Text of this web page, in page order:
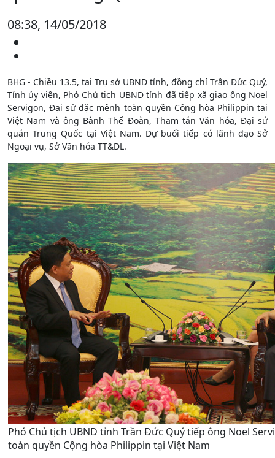
08:38, 14/05/2018
BHG - Chiều 13.5, tại Trụ sở UBND tỉnh, đồng chí Trần Đức Quý,
Tỉnh ủy viên, Phó Chủ tịch UBND tỉnh đã tiếp xã giao ông Noel
Servigon, Đại sứ đặc mệnh toàn quyền Cộng hòa Philippin tại
Việt Nam và ông Bành Thế Đoàn, Tham tán Văn hóa, Đại sứ
quán Trung Quốc tại Việt Nam. Dự buổi tiếp có lãnh đạo Sở
Ngoại vụ, Sở Văn hóa TT&DL.
Phó Chủ tịch UBND tỉnh Trần Đức Quý tiếp ông Noel
toàn quyền Cộng hòa Philippin tại Việt Nam